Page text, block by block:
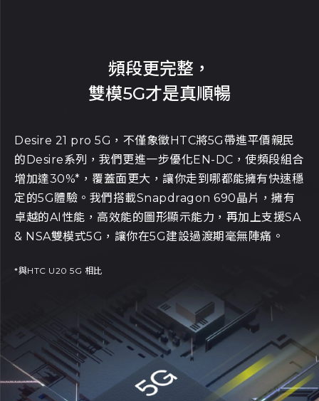
頻段更完整，
雙模5G才是真順暢
Desire 21 pro 5G，不僅象徵HTC將5G帶進平價親民
的Desire系列，我們更進一步優化EN-DC，使頻段組合
增加達30%*，覆蓋面更大，讓你走到哪都能擁有快速穩
定的5G體驗。我們搭載Snapdragon 690晶片，擁有
卓越的AI性能，高效能的圖形顯示能力，再加上支援SA
& NSA雙模式5G，讓你在5G建設過渡期毫無陣痛。
*與HTC U20 5G 相比